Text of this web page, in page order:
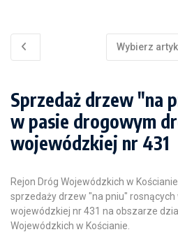
Wybierz
Sprzedaż drzew "na
w pasie drogowym
wojewódzkiej nr 431
Rejon Dróg Wojewódzkich w
sprzedaży drzew "na pniu"
wojewódzkiej nr 431 na obszarze
Wojewódzkich w Kościanie.